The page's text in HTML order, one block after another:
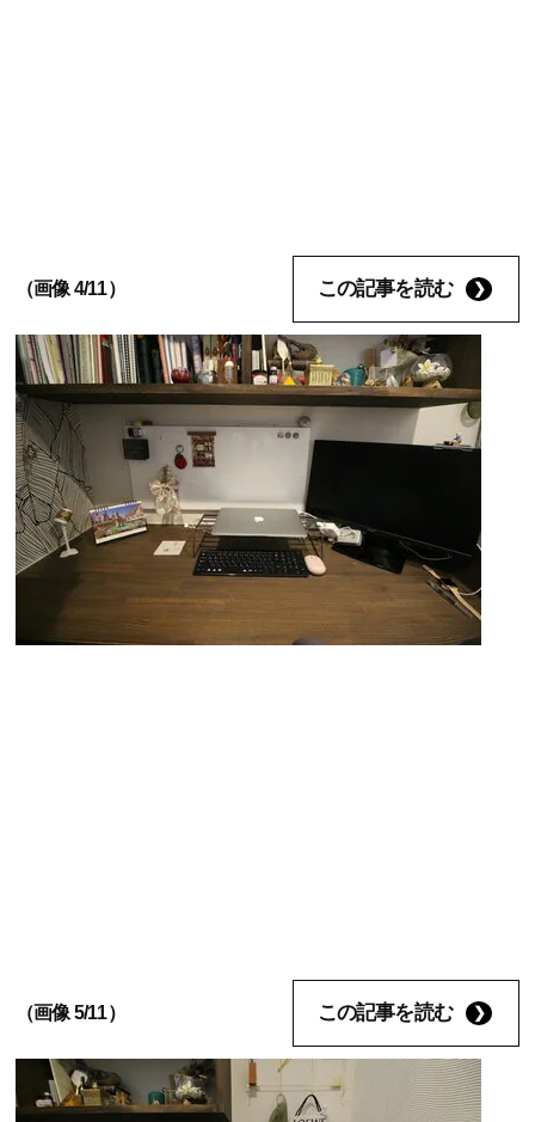
（画像 4/11） この記事を読む
（画像 5/11） この記事を読む